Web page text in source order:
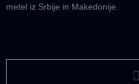
metel iz Srbije in Makedonije.